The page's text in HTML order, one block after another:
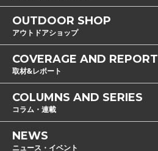
OUTDOOR SHOP
アウトドアショップ
COVERAGE AND REPORT
取材&レポート
COLUMNS AND SERIES
コラム・連載
NEWS
ニュース・イベント